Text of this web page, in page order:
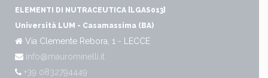
ELEMENTI DI NUTRACEUTICA [LGAS013]
Università LUM - Casamassima (BA)
Via Clemente Rebora, 1 - LECCE
info@maurominelli.it
+39 0832794449